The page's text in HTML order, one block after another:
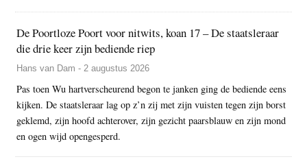
De Poortloze Poort voor nitwits, koan 17 – De staatsleraar
die drie keer zijn bediende riep
Hans van Dam - 2 augustus 2026
Pas toen Wu hartverscheurend begon te janken ging de bediende eens
kijken. De staatsleraar lag op z’n zij met zijn vuisten tegen zijn borst
geklemd, zijn hoofd achterover, zijn gezicht paarsblauw en zijn mond
en ogen wijd opengesperd.